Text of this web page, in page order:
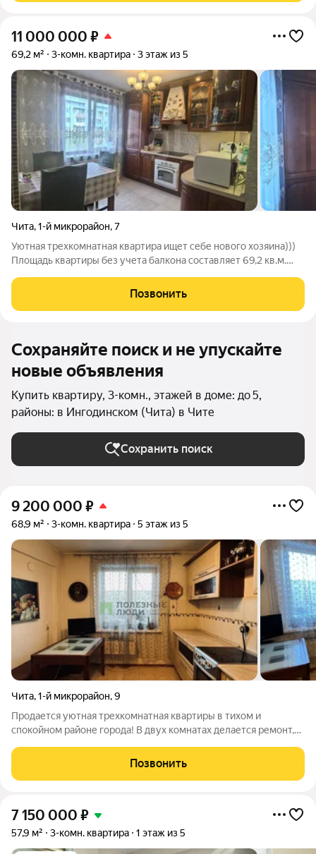
11 000 000 ₽
69,2 м² 3-комн. квартира 3 этаж из 5
Чита,1-й микрорайон,7
Уютная трехкомнатная квартира ищет себе нового хозяина)))
Площадь квартиры без учета балкона составляет 69,2 кв.м.
выходят на две стороны дома, поэтому квартира очень
солнечная. Удобная
Позвонить
Сохраняйте поиск и не упускайте
новые объявления
Купить квартиру, 3-комн., этажей в доме: до 5,
районы: в Ингодинском (Чита) в Чите
Сохранить поиск
9 200 000 ₽
68,9 м² 3-комн. квартира 5 этаж из 5
Чита,1-й микрорайон,9
Продается уютная трехкомнатная квартиры в тихом и
спокойном районе города! В двух комнатах делается ремонт,
и очень теплая. Три изолированные комнаты и просторная
кухня 9,8м2. Удобная
Позвонить
7 150 000 ₽
57,9 м² 3-комн. квартира 1 этаж из 5